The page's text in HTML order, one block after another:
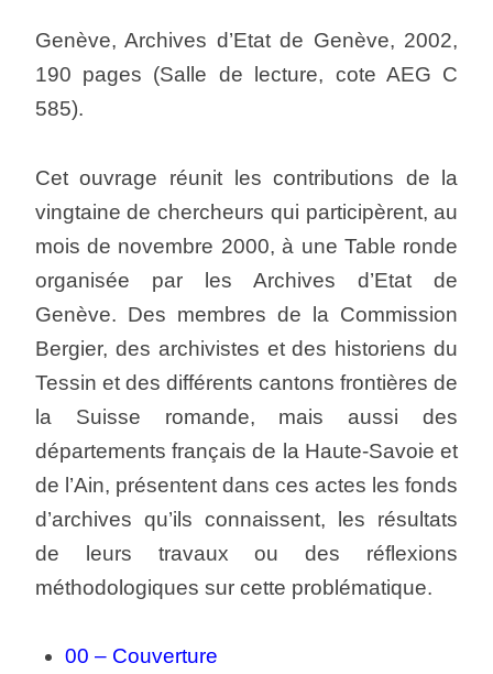
Genève, Archives d’Etat de Genève, 2002,
190 pages (Salle de lecture, cote AEG C
585).
Cet ouvrage réunit les contributions de la
vingtaine de chercheurs qui participèrent, au
mois de novembre 2000, à une Table ronde
organisée par les Archives d’Etat de
Genève. Des membres de la Commission
Bergier, des archivistes et des historiens du
Tessin et des différents cantons frontières de
la Suisse romande, mais aussi des
départements français de la Haute-Savoie et
de l’Ain, présentent dans ces actes les fonds
d’archives qu’ils connaissent, les résultats
de leurs travaux ou des réflexions
méthodologiques sur cette problématique.
00 – Couverture